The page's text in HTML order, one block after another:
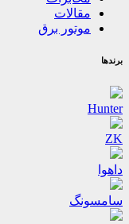
مقالات
موتور برق
برندها
Hunter
ZK
داهوا
سامسونگ